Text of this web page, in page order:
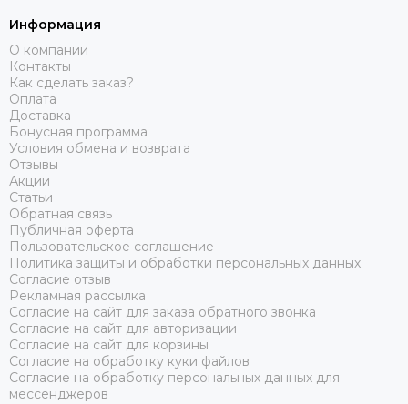
Информация
О компании
Контакты
Как сделать заказ?
Оплата
Доставка
Бонусная программа
Условия обмена и возврата
Отзывы
Акции
Статьи
Обратная связь
Публичная оферта
Пользовательское соглашение
Политика защиты и обработки персональных данных
Согласие отзыв
Рекламная рассылка
Согласие на сайт для заказа обратного звонка
Согласие на сайт для авторизации
Согласие на сайт для корзины
Согласие на обработку куки файлов
Согласие на обработку персональных данных для
мессенджеров